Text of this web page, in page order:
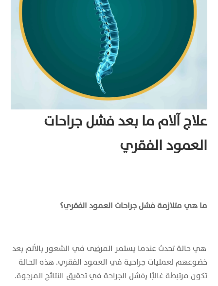
علاج آلام ما بعد فشل جراحات
العمود الفقري
ما هي متلازمة فشل جراحات العمود الفقري؟
هي حالة تحدث عندما يستمر المرضى في الشعور بالألم بعد
خضوعهم لعمليات جراحية في العمود الفقري. هذه الحالة
تكون مرتبطة غالبًا بفشل الجراحة في تحقيق النتائج المرجوة.